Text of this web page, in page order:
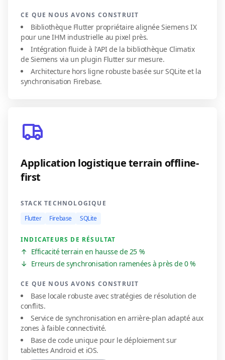
CE QUE NOUS AVONS CONSTRUIT
Bibliothèque Flutter propriétaire alignée Siemens IX
pour une IHM industrielle au pixel près.
Intégration fluide à l'API de la bibliothèque Climatix
de Siemens via un plugin Flutter sur mesure.
Architecture hors ligne robuste basée sur SQLite et la
synchronisation Firebase.
Application logistique terrain offline-
first
STACK TECHNOLOGIQUE
Flutter
Firebase SQLite
INDICATEURS DE RÉSULTAT
↑ Efficacité terrain en hausse de 25 %
↓ Erreurs de synchronisation ramenées à près de 0 %
CE QUE NOUS AVONS CONSTRUIT
Base locale robuste avec stratégies de résolution de
conflits.
Service de synchronisation en arrière-plan adapté aux
zones à faible connectivité.
Base de code unique pour le déploiement sur
tablettes Android et iOS.